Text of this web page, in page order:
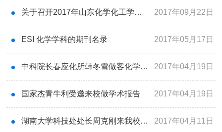
关于召开2017年山东化学化工学会物理化学专业委员会年会的通知 2017年09月22日
ESI 化学学科的期刊名录 2017年05月17日
中科院长春应化所韩冬雪做客化学学部 2017年04月19日
国家杰青牛利受邀来校做学术报告 2017年04月19日
湖南大学科技处处长周克刚来我校作“科技奖励与《推荐书》撰写”专题报告 2017年04月11日